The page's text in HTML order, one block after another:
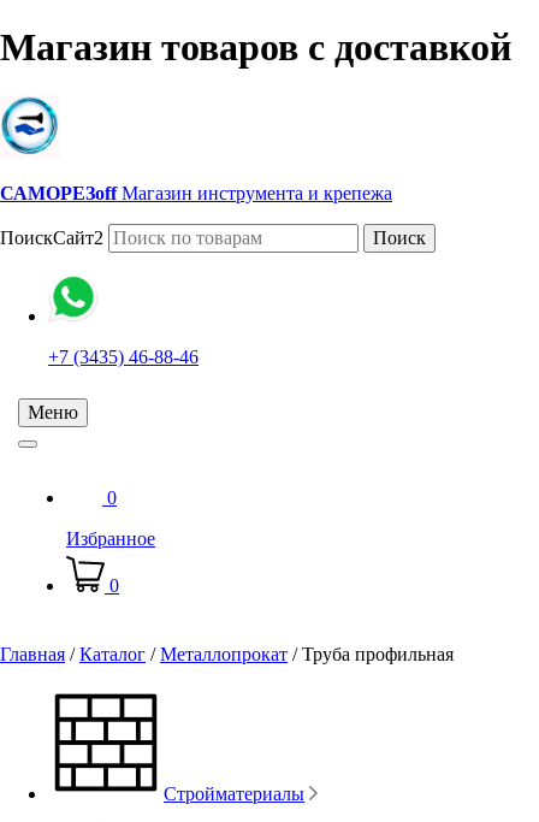
Магазин товаров с доставкой
САМОРЕЗoff Магазин инструмента и крепежа
ПоискСайт2 Поиск
+7 (3435) 46-88-46
Меню
0
Избранное
0
Главная /Каталог /Металлопрокат /Труба профильная
Стройматериалы